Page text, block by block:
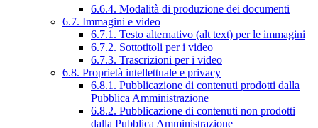
6.6.4. Modalità di produzione dei documenti
6.7. Immagini e video
6.7.1. Testo alternativo (alt text) per le immagini
6.7.2. Sottotitoli per i video
6.7.3. Trascrizioni per i video
6.8. Proprietà intellettuale e privacy
6.8.1. Pubblicazione di contenuti prodotti dalla
Pubblica Amministrazione
6.8.2. Pubblicazione di contenuti non prodotti
dalla Pubblica Amministrazione